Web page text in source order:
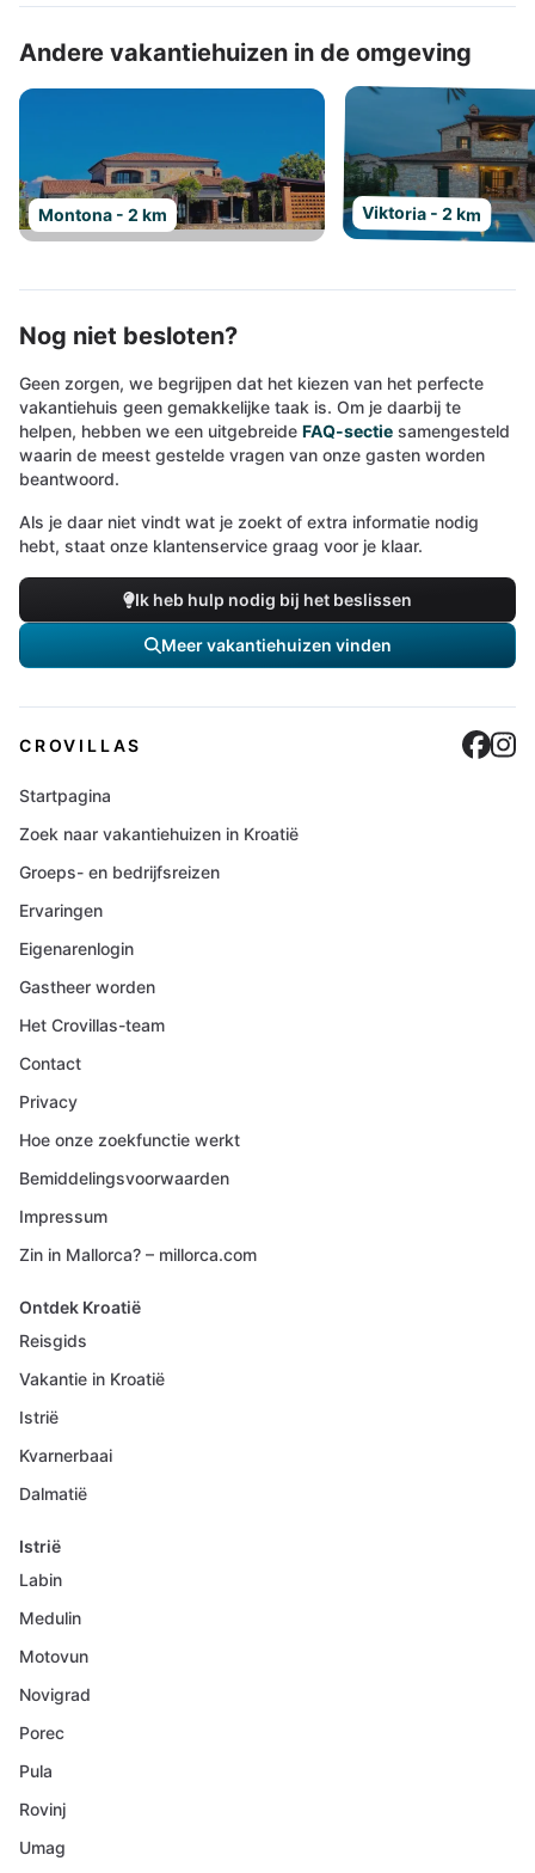
Andere vakantiehuizen in de omgeving
Montona - 2 km Viktoria - 2 km
Nog niet besloten?
Geen zorgen, we begrijpen dat het kiezen van het perfecte
vakantiehuis geen gemakkelijke taak is. Om je daarbij te
helpen, hebben we een uitgebreide FAQ-sectie samengesteld
waarin de meest gestelde vragen van onze gasten worden
beantwoord.
Als je daar niet vindt wat je zoekt of extra informatie nodig
hebt, staat onze klantenservice graag voor je klaar.
Ik heb hulp nodig bij het beslissen
Meer vakantiehuizen vinden
CROVILLAS
Startpagina
Zoek naar vakantiehuizen in Kroatië
Groeps- en bedrijfsreizen
Ervaringen
Eigenarenlogin
Gastheer worden
Het Crovillas-team
Contact
Privacy
Hoe onze zoekfunctie werkt
Bemiddelingsvoorwaarden
Impressum
Zin in Mallorca? – millorca.com
Ontdek Kroatië
Reisgids
Vakantie in Kroatië
Istrië
Kvarnerbaai
Dalmatië
Istrië
Labin
Medulin
Motovun
Novigrad
Porec
Pula
Rovinj
Umag